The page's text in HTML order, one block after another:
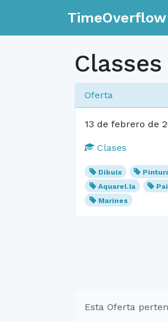
TimeOverflow
Oferta
13 de febrero de
Clases
Dibuix
Aquarel.la
Marines
Esta Oferta